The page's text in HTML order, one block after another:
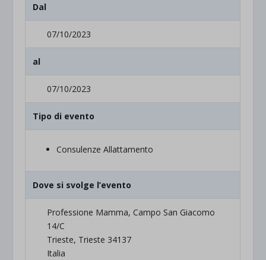
Dal
07/10/2023
al
07/10/2023
Tipo di evento
Consulenze Allattamento
Dove si svolge l’evento
Professione Mamma, Campo San Giacomo
14/C
Trieste, Trieste 34137
Italia